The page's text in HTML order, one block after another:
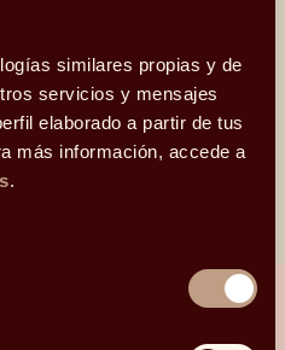
similares propias y de
servicios y mensajes
elaborado a partir de tus
más información, accede a
.
Rodríguez, José
Satrústegui